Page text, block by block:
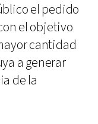
el pedido
el objetivo
cantidad
a generar
de la